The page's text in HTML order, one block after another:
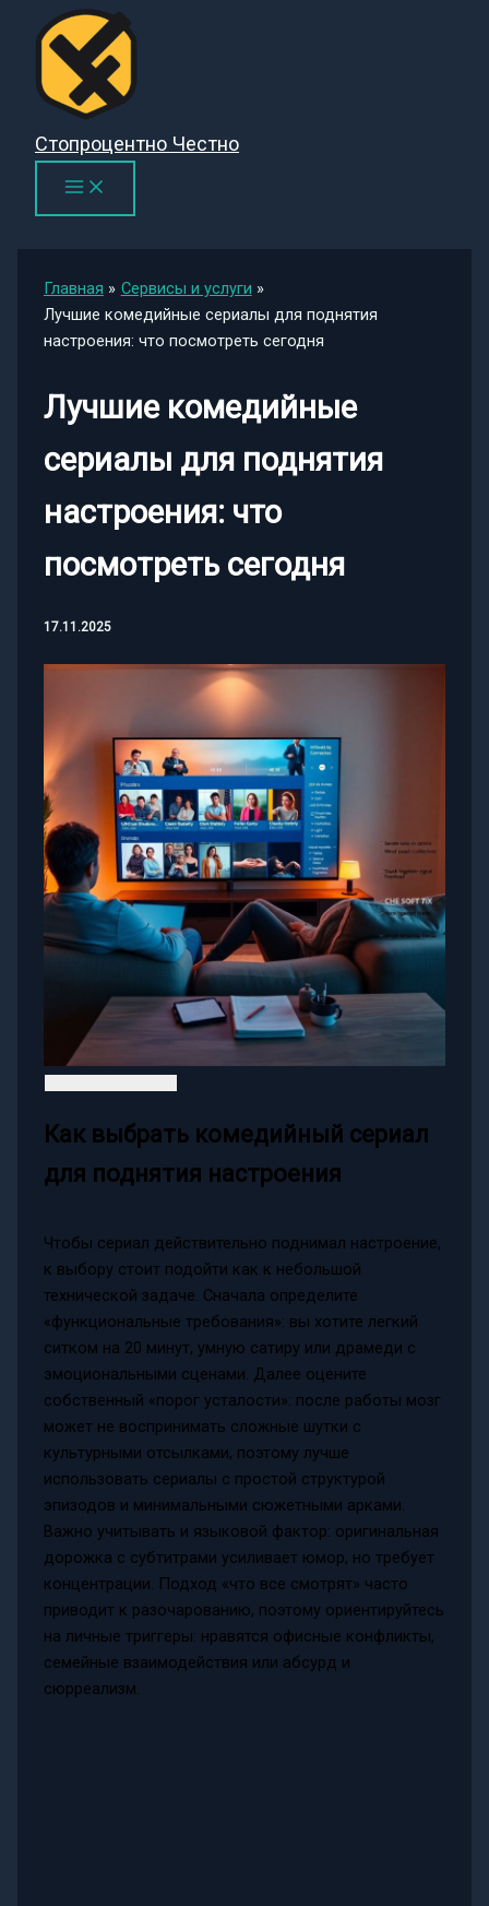
Перейти
содержимому
Стопроцентно Честно
Главная
Сервисы и услуги
Лучшие комедийные сериалы для поднятия
настроения: что посмотреть сегодня
Лучшие комедийные
сериалы для поднятия
настроения: что
посмотреть сегодня
17.11.2025
Как выбрать комедийный сериал
для поднятия настроения
Чтобы сериал действительно поднимал настроение,
к выбору стоит подойти как к небольшой
технической задаче. Сначала определите
«функциональные требования»: вы хотите легкий
ситком на 20 минут, умную сатиру или драмеди с
эмоциональными сценами. Далее оцените
собственный «порог усталости»: после работы мозг
может не воспринимать сложные шутки с
культурными отсылками, поэтому лучше
использовать сериалы с простой структурой
эпизодов и минимальными сюжетными арками.
Важно учитывать и языковой фактор: оригинальная
дорожка с субтитрами усиливает юмор, но требует
концентрации. Подход «что все смотрят» часто
приводит к разочарованию, поэтому ориентируйтесь
на личные триггеры: нравятся офисные конфликты,
семейные взаимодействия или абсурд и
сюрреализм.